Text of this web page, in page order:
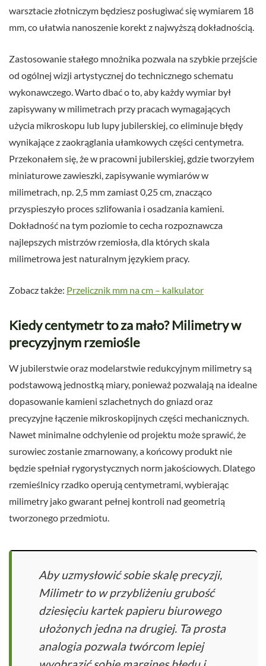
warsztacie złotniczym będziesz posługiwać się wymiarem 18
mm, co ułatwia nanoszenie korekt z najwyższą dokładnością.
Zastosowanie stałego mnożnika pozwala na szybkie przejście
od ogólnej wizji artystycznej do technicznego schematu
wykonawczego. Warto dbać o to, aby każdy wymiar był
zapisywany w milimetrach przy pracach wymagających
użycia mikroskopu lub lupy jubilerskiej, co eliminuje błędy
wynikające z zaokrąglania ułamkowych części centymetra.
Przekonałem się, że w pracowni jubilerskiej, gdzie tworzyłem
miniaturowe zawieszki, zapisywanie wymiarów w
milimetrach, np. 2,5 mm zamiast 0,25 cm, znacząco
przyspieszyło proces szlifowania i osadzania kamieni.
Dokładność na tym poziomie to cecha rozpoznawcza
najlepszych mistrzów rzemiosła, dla których skala
milimetrowa jest naturalnym językiem pracy.
Zobacz także: Przelicznik mm na cm – kalkulator
Kiedy centymetr to za mało? Milimetry w
precyzyjnym rzemiośle
W jubilerstwie oraz modelarstwie redukcyjnym milimetry są
podstawową jednostką miary, ponieważ pozwalają na idealne
dopasowanie kamieni szlachetnych do gniazd oraz
precyzyjne łączenie mikroskopijnych części mechanicznych.
Nawet minimalne odchylenie od projektu może sprawić, że
surowiec zostanie zmarnowany, a końcowy produkt nie
będzie spełniał rygorystycznych norm jakościowych. Dlatego
rzemieślnicy rzadko operują centymetrami, wybierając
milimetry jako gwarant pełnej kontroli nad geometrią
tworzonego przedmiotu.
Aby uzmysłowić sobie skalę precyzji,
Milimetr to w przybliżeniu grubość
dziesięciu kartek papieru biurowego
ułożonych jedna na drugiej. Ta prosta
analogia pozwala twórcom lepiej